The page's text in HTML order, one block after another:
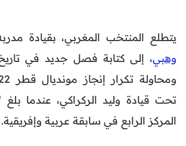
يتطلع المنتخب المغربي، بقيادة
وهبي، إلى كتابة فصل جديد في تاريخ
تحت قيادة وليد الركراكي، عندما
المركز الرابع في سابقة عربية وإفريقية.